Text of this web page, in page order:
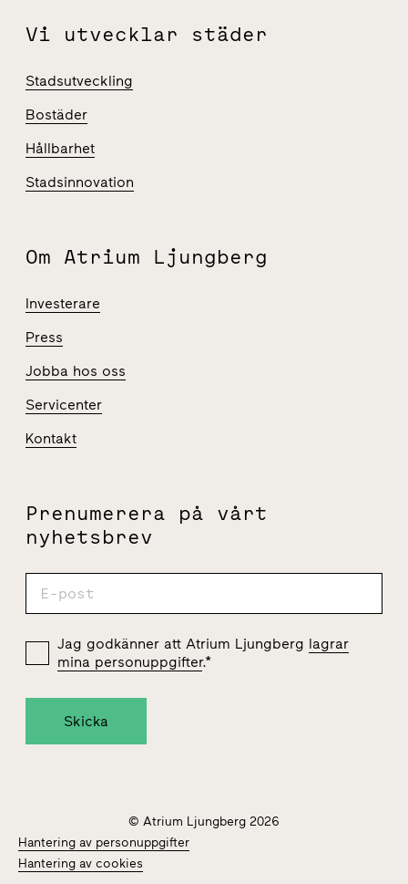
Vi utvecklar städer
Stadsutveckling
Bostäder
Hållbarhet
Stadsinnovation
Om Atrium Ljungberg
Investerare
Press
Jobba hos oss
Servicenter
Kontakt
Prenumerera på vårt
nyhetsbrev
Jag godkänner att Atrium Ljungberg lagrar
mina personuppgifter.*
© Atrium Ljungberg 2026
Hantering av personuppgifter
Hantering av cookies